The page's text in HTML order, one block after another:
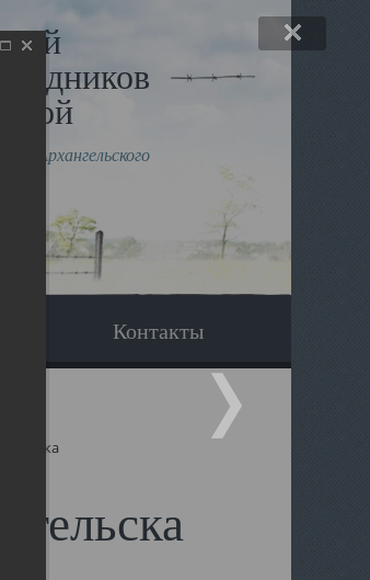
Архангельского
Контакты